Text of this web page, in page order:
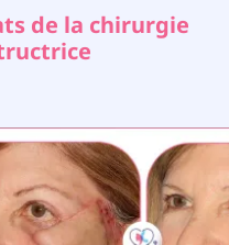
de la chirurgie